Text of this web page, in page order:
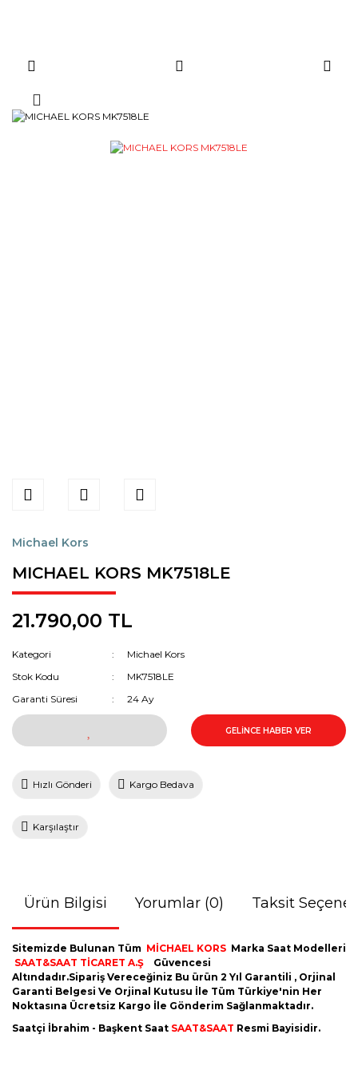
Michael Kors
MICHAEL KORS MK7518LE
21.790,00 TL
Kategori
Michael Kors
Stok Kodu
MK7518LE
Garanti Süresi
24 Ay
GELİNCE HABER VER
Hızlı Gönderi Kargo Bedava
Karşılaştır
Ürün Bilgisi Yorumlar (0) Taksit
Sitemizde Bulunan Tüm MİCHAEL KORS Marka Saat Modelleri
SAAT&SAAT TİCARET A.Ş
Güvencesi
Altındadır.Sipariş Vereceğiniz Bu ürün 2 Yıl Garantili , Orjinal
Garanti Belgesi Ve Orjinal Kutusu İle Tüm Türkiye'nin Her
Noktasına Ücretsiz Kargo İle Gönderim Sağlanmaktadır.
Saatçi İbrahim - Başkent Saat SAAT&SAAT Resmi Bayisidir.